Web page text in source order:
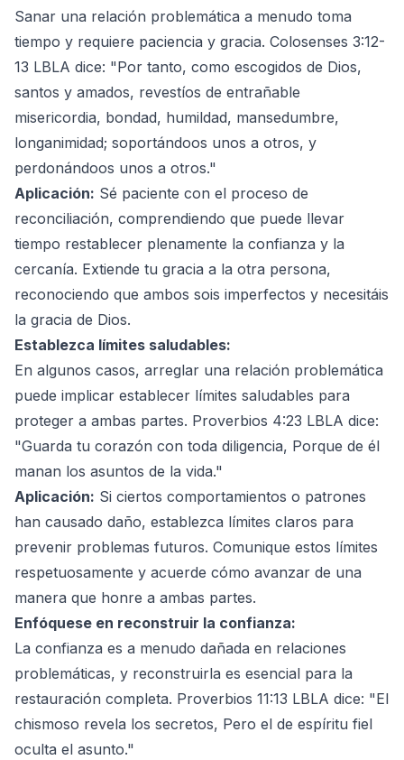
Sanar una relación problemática a menudo toma
tiempo y requiere paciencia y gracia. Colosenses 3:12-
13 LBLA dice: "Por tanto, como escogidos de Dios,
santos y amados, revestíos de entrañable
misericordia, bondad, humildad, mansedumbre,
longanimidad; soportándoos unos a otros, y
perdonándoos unos a otros."
Aplicación: Sé paciente con el proceso de
reconciliación, comprendiendo que puede llevar
tiempo restablecer plenamente la confianza y la
cercanía. Extiende tu gracia a la otra persona,
reconociendo que ambos sois imperfectos y necesitáis
la gracia de Dios.
Establezca límites saludables:
En algunos casos, arreglar una relación problemática
puede implicar establecer límites saludables para
proteger a ambas partes. Proverbios 4:23 LBLA dice:
"Guarda tu corazón con toda diligencia, Porque de él
manan los asuntos de la vida."
Aplicación: Si ciertos comportamientos o patrones
han causado daño, establezca límites claros para
prevenir problemas futuros. Comunique estos límites
respetuosamente y acuerde cómo avanzar de una
manera que honre a ambas partes.
Enfóquese en reconstruir la confianza:
La confianza es a menudo dañada en relaciones
problemáticas, y reconstruirla es esencial para la
restauración completa. Proverbios 11:13 LBLA dice: "El
chismoso revela los secretos, Pero el de espíritu fiel
oculta el asunto."